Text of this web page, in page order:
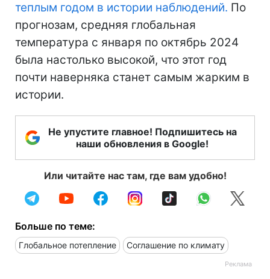
теплым годом в истории наблюдений. По
прогнозам, средняя глобальная
температура с января по октябрь 2024
была настолько высокой, что этот год
почти наверняка станет самым жарким в
истории.
Не упустите главное! Подпишитесь на
наши обновления в Google!
Или читайте нас там, где вам удобно!
Больше по теме:
Глобальное потепление Соглашение по климату